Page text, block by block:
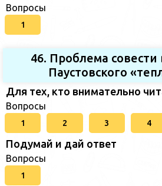
Вопросы
1
46. Проблема совести
Паустовского
Для тех, кто внимательно
Вопросы
1 2 3 4
Подумай и дай ответ
Вопросы
1